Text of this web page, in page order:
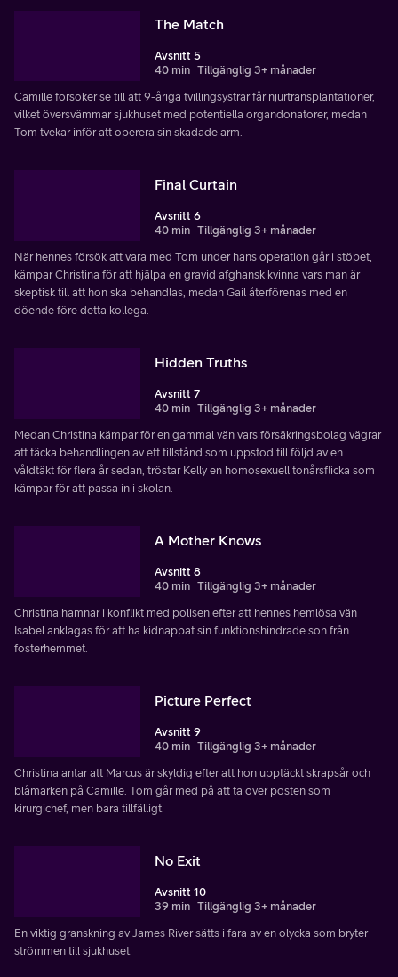
The Match
Avsnitt 5
40 min Tillgänglig 3+ månader
Camille försöker se till att 9-åriga tvillingsystrar får njurtransplantationer,
vilket översvämmar sjukhuset med potentiella organdonatorer, medan
Tom tvekar inför att operera sin skadade arm.
Final Curtain
Avsnitt 6
40 min Tillgänglig 3+ månader
När hennes försök att vara med Tom under hans operation går i stöpet,
kämpar Christina för att hjälpa en gravid afghansk kvinna vars man är
skeptisk till att hon ska behandlas, medan Gail återförenas med en
döende före detta kollega.
Hidden Truths
Avsnitt 7
40 min Tillgänglig 3+ månader
Medan Christina kämpar för en gammal vän vars försäkringsbolag vägrar
att täcka behandlingen av ett tillstånd som uppstod till följd av en
våldtäkt för flera år sedan, tröstar Kelly en homosexuell tonårsflicka som
kämpar för att passa in i skolan.
A Mother Knows
Avsnitt 8
40 min Tillgänglig 3+ månader
Christina hamnar i konflikt med polisen efter att hennes hemlösa vän
Isabel anklagas för att ha kidnappat sin funktionshindrade son från
fosterhemmet.
Picture Perfect
Avsnitt 9
40 min Tillgänglig 3+ månader
Christina antar att Marcus är skyldig efter att hon upptäckt skrapsår och
blåmärken på Camille. Tom går med på att ta över posten som
kirurgichef, men bara tillfälligt.
No Exit
Avsnitt 10
39 min Tillgänglig 3+ månader
En viktig granskning av James River sätts i fara av en olycka som bryter
strömmen till sjukhuset.